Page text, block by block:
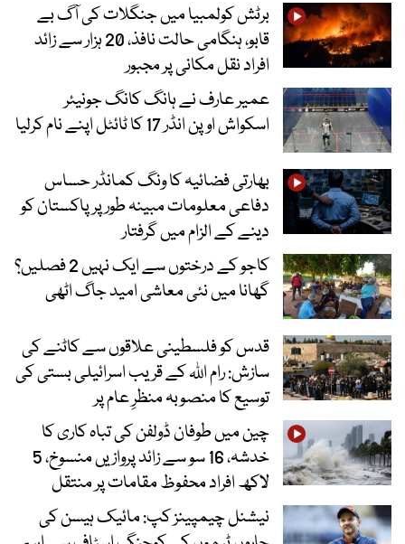
برٹش کولمبیا میں جنگلات کی آگ بے
قابو، ہنگامی حالت نافذ، 20 ہزار سے زائد
افراد نقل مکانی پر مجبور
عمیر عارف نے ہانگ کانگ جونیئر
اسکواش اوپن انڈر 17 کا ٹائٹل اپنے نام کرلیا
بھارتی فضائیہ کا ونگ کمانڈر حساس
دفاعی معلومات مبینہ طور پر پاکستان کو
دینے کے الزام میں گرفتار
کاجو کے درختوں سے ایک نہیں 2 فصلیں؟
گھانا میں نئی معاشی امید جاگ اٹھی
قدس کو فلسطینی علاقوں سے کاٹنے کی
سازش: رام اللہ کے قریب اسرائیلی بستی کی
توسیع کا منصوبہ منظرِ عام پر
چین میں طوفان ڈولفن کی تباہ کاری کا
خدشہ، 16 سو سے زائد پروازیں منسوخ، 5
لاکھ افراد محفوظ مقامات پر منتقل
نیشنل چیمپینز کپ: مائیک ہیسن کی